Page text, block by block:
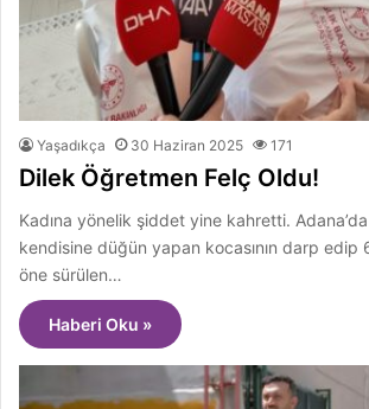
Yaşadıkça 30 Haziran 2025 171
Dilek Öğretmen Felç Oldu!
Kadına yönelik şiddet yine kahretti.
kendisine düğün yapan kocasının darp edip
öne sürülen…
Haberi Oku »